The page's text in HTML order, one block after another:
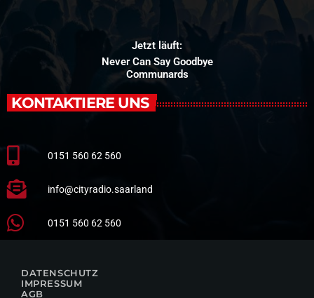
Jetzt läuft:
Never Can Say Goodbye
Communards
KONTAKTIERE UNS
0151 560 62 560
info@cityradio.saarland
0151 560 62 560
DATENSCHUTZ
IMPRESSUM
AGB